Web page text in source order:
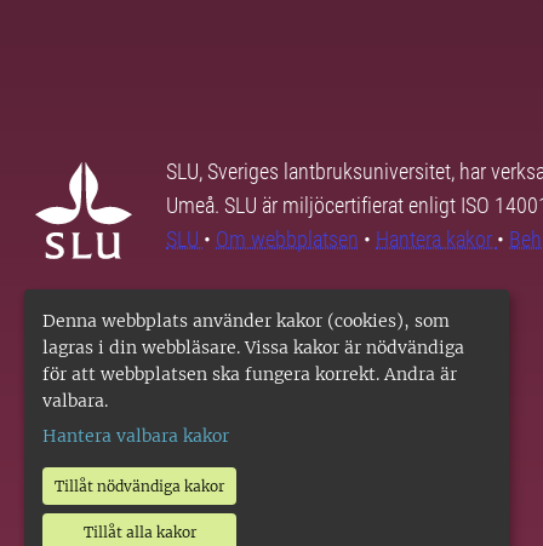
Denna webbplats använder kakor (cookies), som
lagras i din webbläsare. Vissa kakor är nödvändiga
för att webbplatsen ska fungera korrekt. Andra är
valbara.
Hantera valbara kakor
Tillåt nödvändiga kakor
Tillåt alla kakor
SLU, Sveriges lantbruksuniversitet, har
Umeå. SLU är miljöcertifierat enligt ISO
SLU • Om webbplatsen • Hantera kakor •